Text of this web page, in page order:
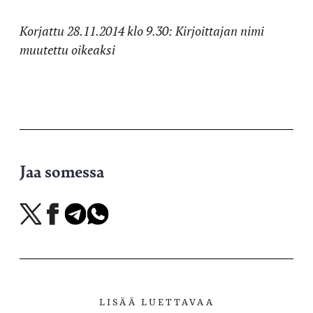
Korjattu 28.11.2014 klo 9.30: Kirjoittajan nimi
muutettu oikeaksi
Jaa somessa
Jaa
X-
Jaa
Facebookissa
Jaa
Telegramissa
Jaa
WhatsAppissa
LISÄÄ LUETTAVAA